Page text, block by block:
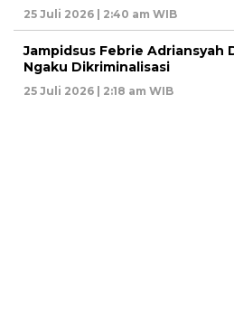
25 Juli 2026 | 2:40 am WIB
Jampidsus Febrie Adriansyah
Ngaku Dikriminalisasi
25 Juli 2026 | 2:18 am WIB